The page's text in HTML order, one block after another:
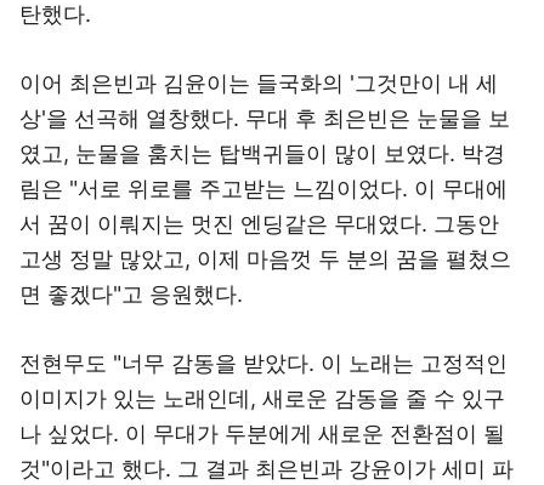
탄했다.
이어 최은빈과 김윤이는 들국화의 '그것만이 내 세
상'을 선곡해 열창했다. 무대 후 최은빈은 눈물을 보
였고, 눈물을 훔치는 탑백귀들이 많이 보였다. 박경
림은 "서로 위로를 주고받는 느낌이었다. 이 무대에
서 꿈이 이뤄지는 멋진 엔딩같은 무대였다. 그동안
고생 정말 많았고, 이제 마음껏 두 분의 꿈을 펼쳤으
면 좋겠다"고 응원했다.
전현무도 "너무 감동을 받았다. 이 노래는 고정적인
이미지가 있는 노래인데, 새로운 감동을 줄 수 있구
나 싶었다. 이 무대가 두분에게 새로운 전환점이 될
것"이라고 했다. 그 결과 최은빈과 강윤이가 세미 파